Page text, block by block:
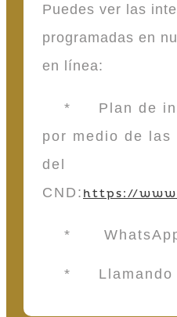
Puedes ver las
programadas en
en línea:
* Plan de
por medio de las
del
CND: https://
*
* Llamando